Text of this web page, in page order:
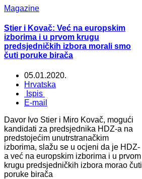
Magazine
Stier i Kovač: Već na europskim
izborima i u prvom krugu
predsjedničkih izbora morali smo
čuti poruke birača
05.01.2020.
Hrvatska
Ispis
E-mail
Davor Ivo Stier i Miro Kovač, mogući
kandidati za predsjednika HDZ-a na
predstojećim unutrstranačkim
izborima, slažu se u ocjeni da je HDZ-
a već na europskim izborima i u prvom
krugu predsjedničkih izbora morao čuti
poruke birača